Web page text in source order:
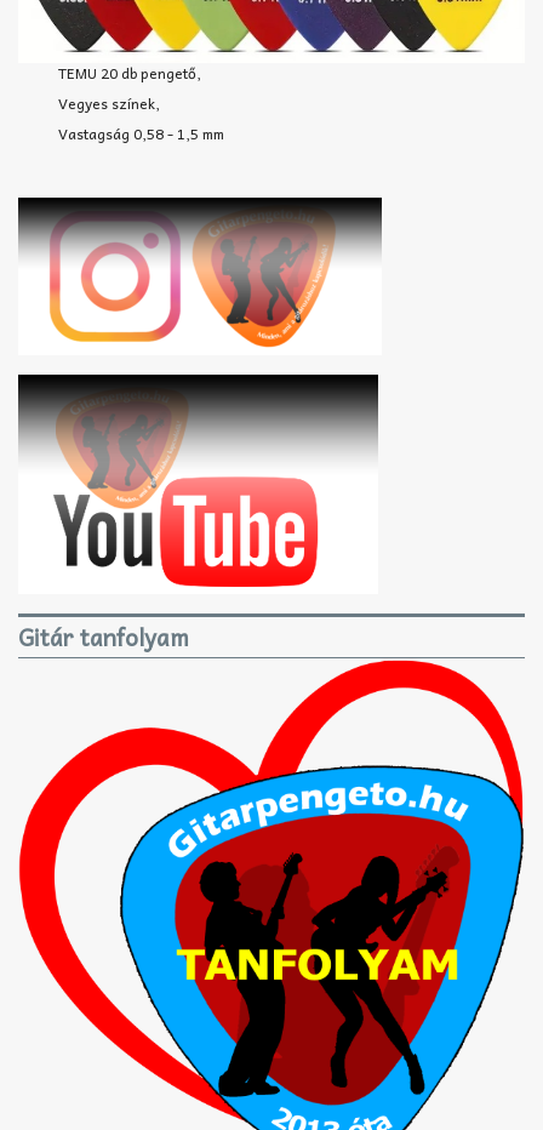
TEMU 20 db pengető,
Vegyes színek,
Vastagság 0,58 - 1,5 mm
Gitár tanfolyam